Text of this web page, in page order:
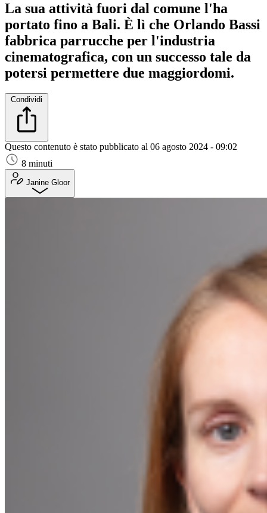
La sua attività fuori dal comune l'ha
portato fino a Bali. È lì che Orlando Bassi
fabbrica parrucche per l'industria
cinematografica, con un successo tale da
potersi permettere due maggiordomi.
Condividi
Questo contenuto è stato pubblicato al 06 agosto 2024 - 09:02
8 minuti
Janine Gloor